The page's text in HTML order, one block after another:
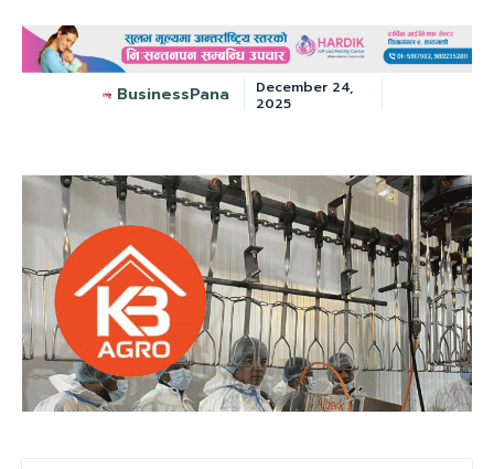
BusinessPana
December 24,
2025